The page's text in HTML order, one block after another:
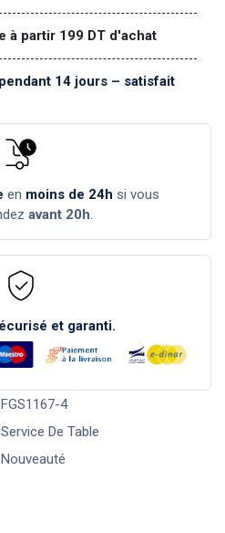
à partir 199 DT d'achat
14 jours – satisfait
en moins de 24h si vous
avant 20h.
et garanti.
FGS1167-4
Service De Table
Nouveauté